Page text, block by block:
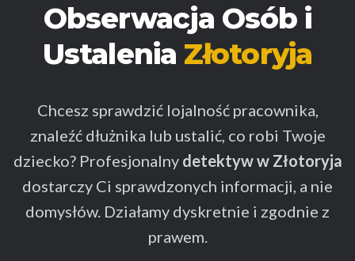
Obserwacja Osób i
Ustalenia Złotoryja
Chcesz sprawdzić lojalność pracownika,
znaleźć dłużnika lub ustalić, co robi Twoje
dziecko? Profesjonalny detektyw w Złotoryja
dostarczy Ci sprawdzonych informacji, a nie
domysłów. Działamy dyskretnie i zgodnie z
prawem.